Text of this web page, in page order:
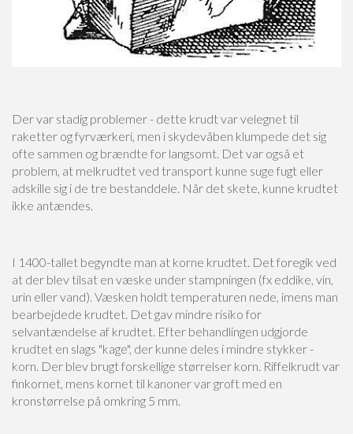
Der var stadig problemer - dette krudt var velegnet til
raketter og fyrværkeri, men i skydevåben klumpede det sig
ofte sammen og brændte for langsomt. Det var også et
problem, at melkrudtet ved transport kunne suge fugt eller
adskille sig i de tre bestanddele. Når det skete, kunne krudtet
ikke antændes.
I 1400-tallet begyndte man at korne krudtet. Det foregik ved
at der blev tilsat en væske under stampningen (fx eddike, vin,
urin eller vand). Væsken holdt temperaturen nede, imens man
bearbejdede krudtet. Det gav mindre risiko for
selvantændelse af krudtet. Efter behandlingen udgjorde
krudtet en slags "kage", der kunne deles i mindre stykker -
korn. Der blev brugt forskellige størrelser korn. Riffelkrudt var
finkornet, mens kornet til kanoner var groft med en
kronstørrelse på omkring 5 mm.